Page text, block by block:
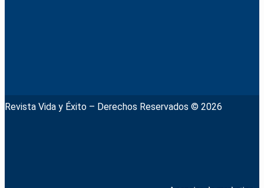
Revista Vida y Éxito – Derechos Reservados © 2026